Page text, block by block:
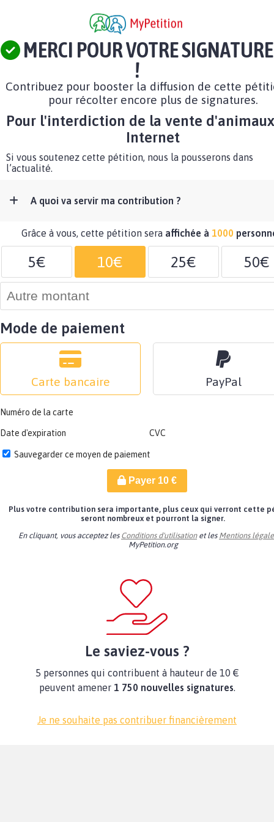
MERCI POUR VOTRE SIGNATURE
!
Contribuez pour booster la diffusion de cette
pour récolter encore plus de signatures.
Pour l'interdiction de la vente
Internet
Si vous soutenez cette pétition, nous la pousserons dans
l’actualité.
A quoi va servir ma contribution ?
Grâce à vous, cette pétition sera affichée à 1000
5€ 10€ 25€ 50€
Mode de paiement
Carte bancaire PayPal
Numéro de la carte
Date d'expiration CVC
Sauvegarder ce moyen de paiement
Payer 10€
Plus votre contribution sera importante, plus ceux qui verront cette
seront nombreux et pourront la signer.
En cliquant, vous acceptez les Conditions d'utilisationet les Mentions
MyPetition.org
Le saviez-vous ?
5 personnes qui contribuent à hauteur de 10 €
peuvent amener 1 750 nouvelles signatures.
Je ne souhaite pas contribuer financièrement